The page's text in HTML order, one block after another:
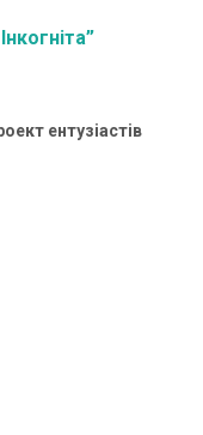
ентузіастів